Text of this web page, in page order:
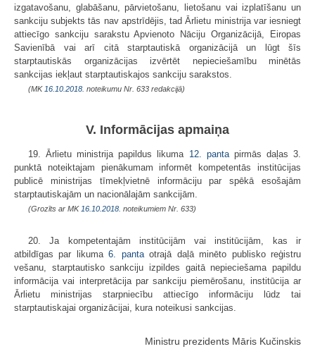
izgatavošanu, glabāšanu, pārvietošanu, lietošanu vai izplatīšanu un
sankciju subjekts tās nav apstrīdējis, tad Ārlietu ministrija var iesniegt
attiecīgo sankciju sarakstu Apvienoto Nāciju Organizācijā, Eiropas
Savienībā vai arī citā starptautiskā organizācijā un lūgt šīs
starptautiskās organizācijas izvērtēt nepieciešamību minētās
sankcijas iekļaut starptautiskajos sankciju sarakstos.
(MK 16.10.2018. noteikumu Nr. 633 redakcijā)
V. Informācijas apmaiņa
19. Ārlietu ministrija papildus likuma 12. pantapirmās daļas 3.
punktā noteiktajam pienākumam informēt kompetentās institūcijas
publicē ministrijas tīmekļvietnē informāciju par spēkā esošajām
starptautiskajām un nacionālajām sankcijām.
(Grozīts ar MK 16.10.2018. noteikumiem Nr. 633)
20. Ja kompetentajām institūcijām vai institūcijām, kas ir
atbildīgas par likuma6. pantaotrajā daļā minēto publisko reģistru
vešanu, starptautisko sankciju izpildes gaitā nepieciešama papildu
informācija vai interpretācija par sankciju piemērošanu, institūcija ar
Ārlietu ministrijas starpniecību attiecīgo informāciju lūdz tai
starptautiskajai organizācijai, kura noteikusi sankcijas.
Ministru prezidents Māris Kučinskis